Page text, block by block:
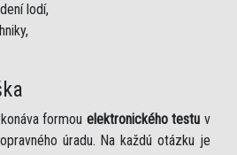
lodí,
formou elektronického testu v
úradu. Na každú otázku je